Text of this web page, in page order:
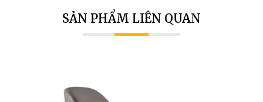
SẢN PHẨM LIÊN QUAN